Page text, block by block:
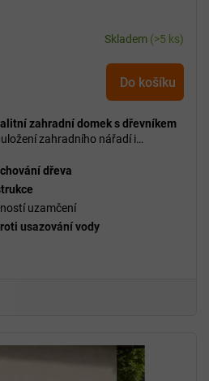
Skladem (>5 ks)
Do košíku
zahradní domek s dřevníkem
zahradního nářadí i
rok.Bezpečné místo
dřeva
uzamčení
usazování vody